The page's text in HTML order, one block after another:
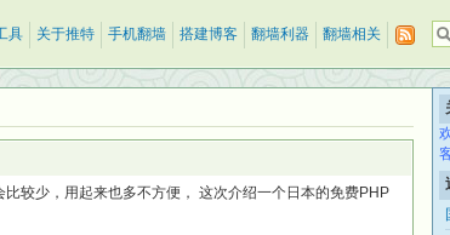
具 关于推特 手机翻墙 搭建博客 翻墙利器 翻墙相关
较少，用起来也多不方便， 这次介绍一个日本的免费PHP